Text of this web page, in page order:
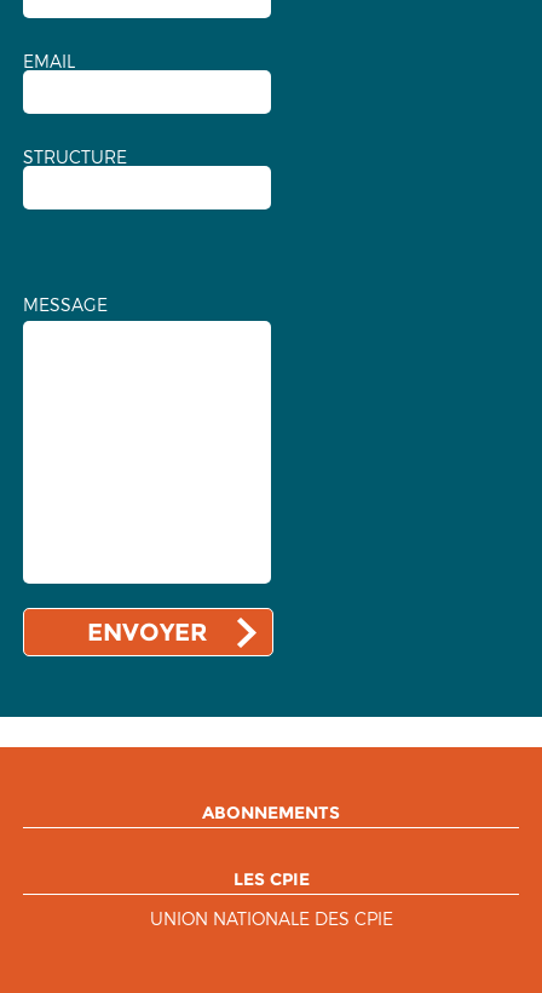
EMAIL
STRUCTURE
MESSAGE
ABONNEMENTS
LES CPIE
UNION NATIONALE DES CPIE